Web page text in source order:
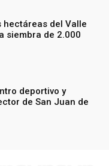
hectáreas del Valle
siembra de 2.000
deportivo y
de San Juan de